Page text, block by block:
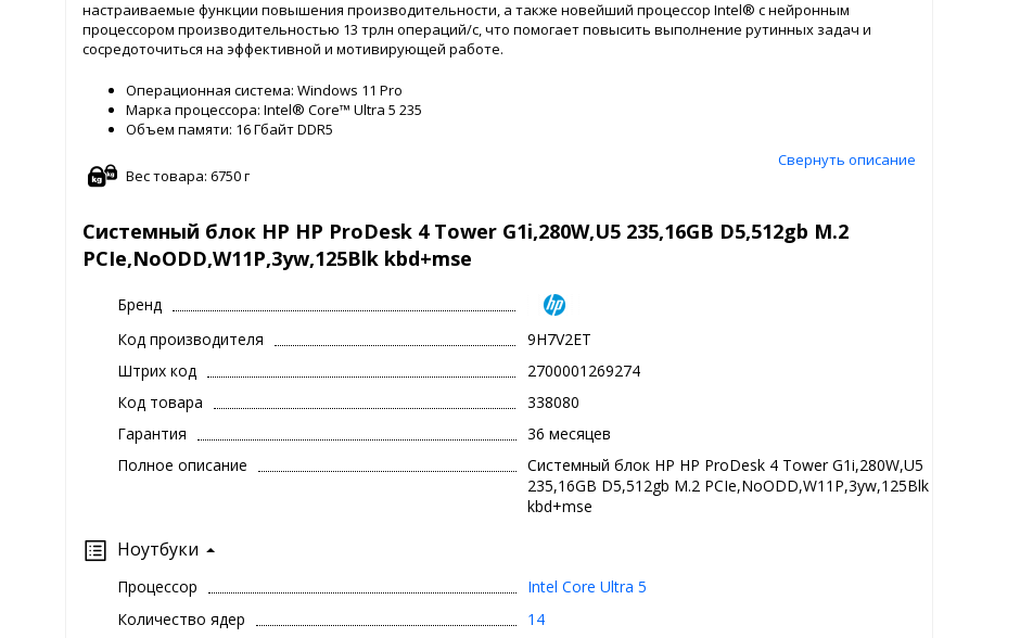
настраиваемые функции повышения производительности, а также новейший процессор Intel® с нейронным
процессором производительностью 13 трлн операций/с, что помогает повысить выполнение рутинных задач и
сосредоточиться на эффективной и мотивирующей работе.
Операционная система: Windows 11 Pro
Марка процессора: Intel® Core™ Ultra 5 235
Объем памяти: 16 Гбайт DDR5
Свернуть описание
Вес товара: 6750 г
Системный блок HP HP ProDesk 4 Tower G1i,280W,U5 235,16GB D5,512gb M.2
PCIe,NoODD,W11P,3yw,125Blk kbd+mse
Бренд
Код производителя
9H7V2ET
Штрих код
2700001269274
Код товара
338080
Гарантия
36 месяцев
Полное описание
Системный блок HP HP ProDesk 4 Tower G1i,280W,U5
235,16GB D5,512gb M.2 PCIe,NoODD,W11P,3yw,125Blk
kbd+mse
Ноутбуки
Процессор
Intel Core Ultra 5
Количество ядер
14